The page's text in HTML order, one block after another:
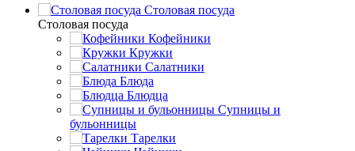
Столовая посуда
Столовая посуда
Кофейники
Кружки
Салатники
Блюда
Блюдца
Супницы и
бульонницы
Тарелки